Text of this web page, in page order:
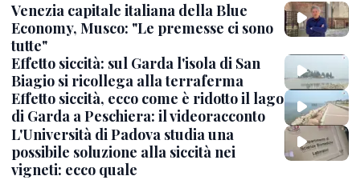
Venezia capitale italiana della Blue
Economy, Musco: "Le premesse ci sono
tutte"
Effetto siccità: sul Garda l'isola di San
Biagio si ricollega alla terraferma
Effetto siccità, ecco come è ridotto il lago
di Garda a Peschiera: il videoracconto
L'Università di Padova studia una
possibile soluzione alla siccità nei
vigneti: ecco quale